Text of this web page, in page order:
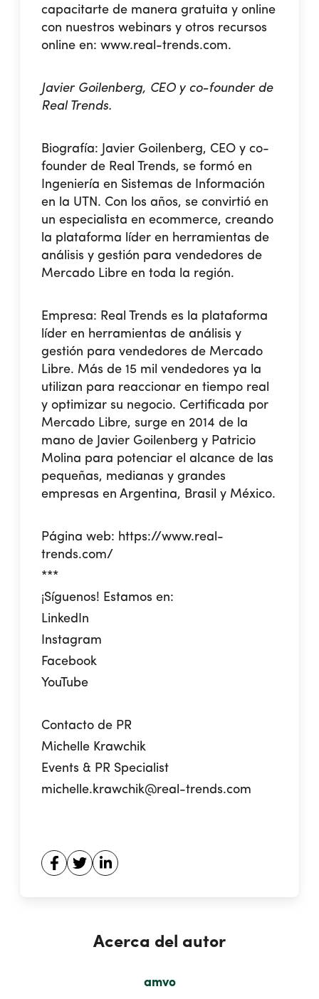
capacitarte de manera gratuita y online
con nuestros webinars y otros recursos
online en:www.real-trends.com.
Javier Goilenberg, CEO y co-founder de
Real Trends.
Biografía: Javier Goilenberg, CEO y co-
founder de Real Trends, se formó en
Ingeniería en Sistemas de Información
en la UTN. Con los años, se convirtió en
un especialista en ecommerce, creando
la plataforma líder en herramientas de
análisis y gestión para vendedores de
Mercado Libre en toda la región.
Empresa: Real Trends es la plataforma
líder en herramientas de análisis y
gestión para vendedores de Mercado
Libre. Más de 15 mil vendedores ya la
utilizan para reaccionar en tiempo real
y optimizar su negocio. Certificada por
Mercado Libre, surge en 2014 de la
mano de Javier Goilenberg y Patricio
Molina para potenciar el alcance de las
pequeñas, medianas y grandes
empresas en Argentina, Brasil y México.
Página web: https://www.real-
trends.com/
***
¡Síguenos! Estamos en:
LinkedIn
Instagram
Facebook
YouTube
Contacto de PR
Michelle Krawchik
Events & PR Specialist
michelle.krawchik@real-trends.com
Acerca del autor
amvo